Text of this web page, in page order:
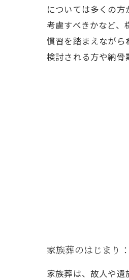
については多くの
考慮すべきかなど
慣習を踏まえながら
検討される方や納骨
家族葬のはじまり
家族葬は、故人や